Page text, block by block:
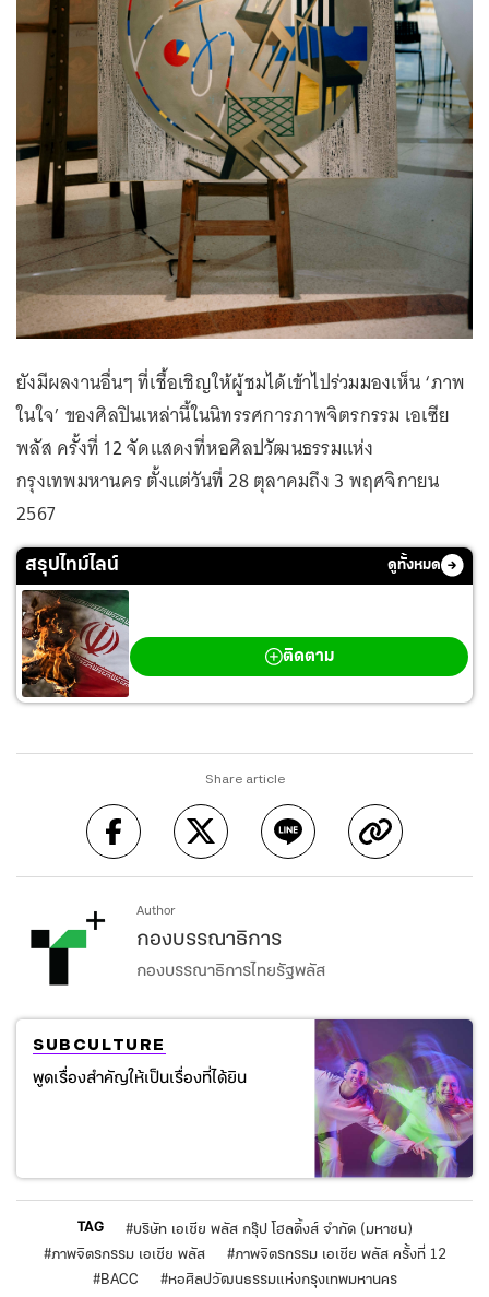
ยังมีผลงานอื่นๆ ที่เชื้อเชิญให้ผู้ชมได้เข้าไปร่วมมองเห็น ‘ภาพ
ในใจ’ ของศิลปินเหล่านี้ในนิทรรศการภาพจิตรกรรม เอเซีย
พลัส ครั้งที่ 12 จัดแสดงที่หอศิลปวัฒนธรรมแห่ง
กรุงเทพมหานคร ตั้งแต่วันที่ 28 ตุลาคมถึง 3 พฤศจิกายน
2567
สรุปไทม์ไลน์ ดูทั้งหมด
ติดตาม
Share article
Author
กองบรรณาธิการ
กองบรรณาธิการไทยรัฐพลัส
SUBCULTURE
พูดเรื่องสำคัญให้เป็นเรื่องที่ได้ยิน
TAG #บริษัท เอเซีย พลัส กรุ๊ป โฮลดิ้งส์ จำกัด (มหาชน)
#ภาพจิตรกรรม เอเซีย พลัส #ภาพจิตรกรรม เอเซีย พลัส ครั้งที่ 12
#BACC #หอศิลปวัฒนธรรมแห่งกรุงเทพมหานคร